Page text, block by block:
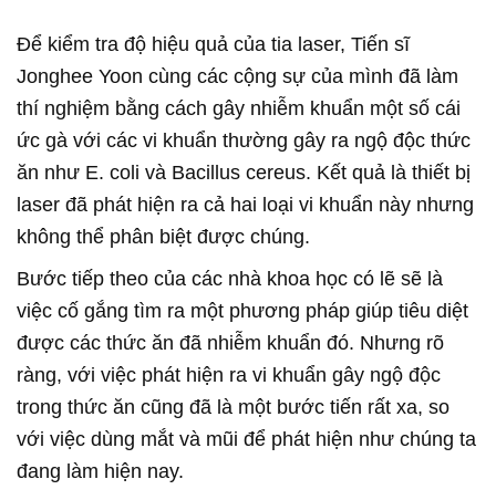
Để kiểm tra độ hiệu quả của tia laser, Tiến sĩ
Jonghee Yoon cùng các cộng sự của mình đã làm
thí nghiệm bằng cách gây nhiễm khuẩn một số cái
ức gà với các vi khuẩn thường gây ra ngộ độc thức
ăn như E. coli và Bacillus cereus. Kết quả là thiết bị
laser đã phát hiện ra cả hai loại vi khuẩn này nhưng
không thể phân biệt được chúng.
Bước tiếp theo của các nhà khoa học có lẽ sẽ là
việc cố gắng tìm ra một phương pháp giúp tiêu diệt
được các thức ăn đã nhiễm khuẩn đó. Nhưng rõ
ràng, với việc phát hiện ra vi khuẩn gây ngộ độc
trong thức ăn cũng đã là một bước tiến rất xa, so
với việc dùng mắt và mũi để phát hiện như chúng ta
đang làm hiện nay.